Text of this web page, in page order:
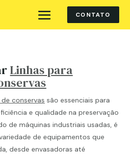
CONTATO
Linhas para
conservas são essenciais para
e qualidade na preservação
de máquinas industriais usadas, é
de equipamentos que
desde envasadoras até